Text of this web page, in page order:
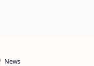
News